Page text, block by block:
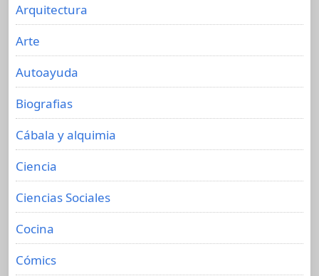
Arquitectura
Arte
Autoayuda
Biografias
Cábala y alquimia
Ciencia
Ciencias Sociales
Cocina
Cómics